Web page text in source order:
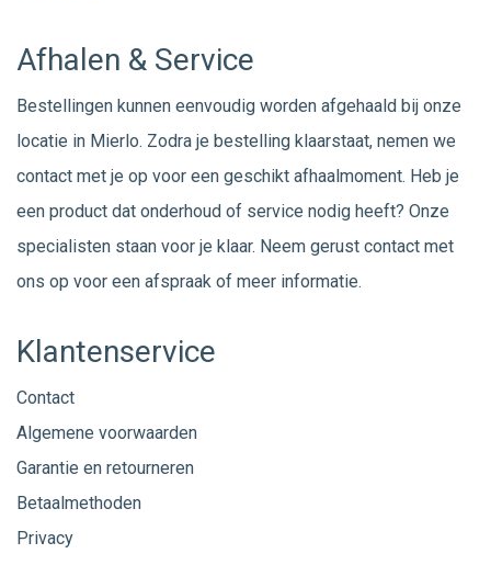
Afhalen & Service
Bestellingen kunnen eenvoudig worden afgehaald bij onze
locatie in Mierlo. Zodra je bestelling klaarstaat, nemen we
contact met je op voor een geschikt afhaalmoment. Heb je
een product dat onderhoud of service nodig heeft? Onze
specialisten staan voor je klaar. Neem gerust contact met
ons op voor een afspraak of meer informatie.
Klantenservice
Contact
Algemene voorwaarden
Garantie en retourneren
Betaalmethoden
Privacy